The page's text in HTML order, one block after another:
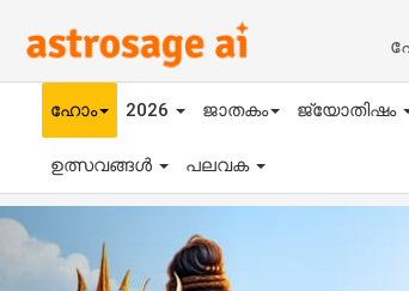
ഹോം 2026 ജാതകം ജ്യോതിഷം
ഉത്സവങ്ങൾ പലവക
Previous